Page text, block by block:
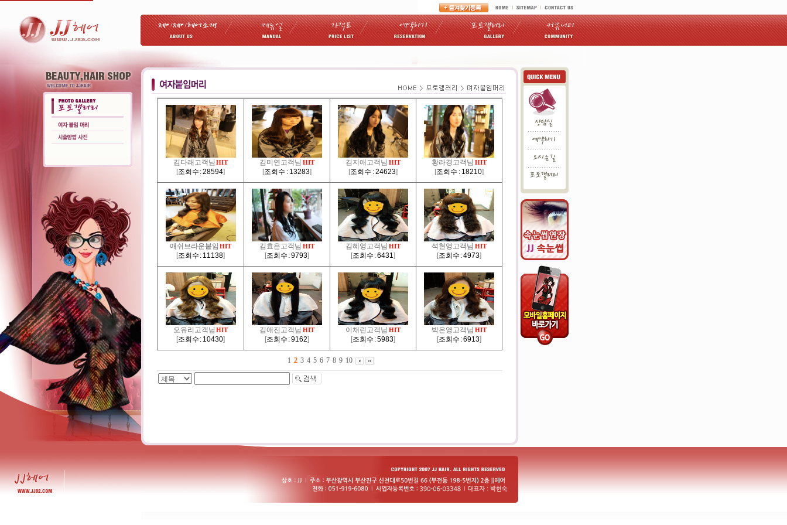
김다래고객님 HIT
[조회수 : 28594]
김미연고객님 HIT
[조회수 : 13283]
김지애고객님 HIT
[조회수 : 24623]
황라경고객님 HIT
[조회수 : 18210]
애쉬브라운붙임 HIT
[조회수 : 11138]
김효은고객님 HIT
[조회수 : 9793]
김혜영고객님 HIT
[조회수 : 6431]
석현영고객님 HIT
[조회수 : 4973]
오유리고객님 HIT
[조회수 : 10430]
김애진고객님 HIT
[조회수 : 9162]
이채린고객님 HIT
[조회수 : 5983]
박은영고객님 HIT
[조회수 : 6913]
1 2 3 4 5 6 7 8 9 10